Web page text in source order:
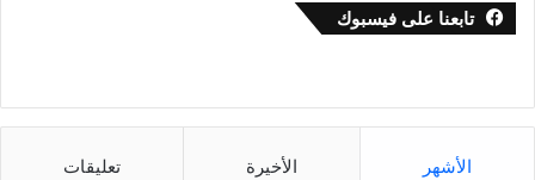
تابعنا على فيسبوك
الأشهر الأخيرة تعليقات